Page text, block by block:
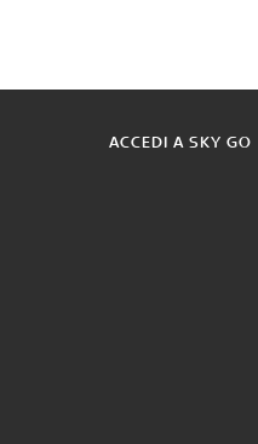
ACCEDI A SKY GO